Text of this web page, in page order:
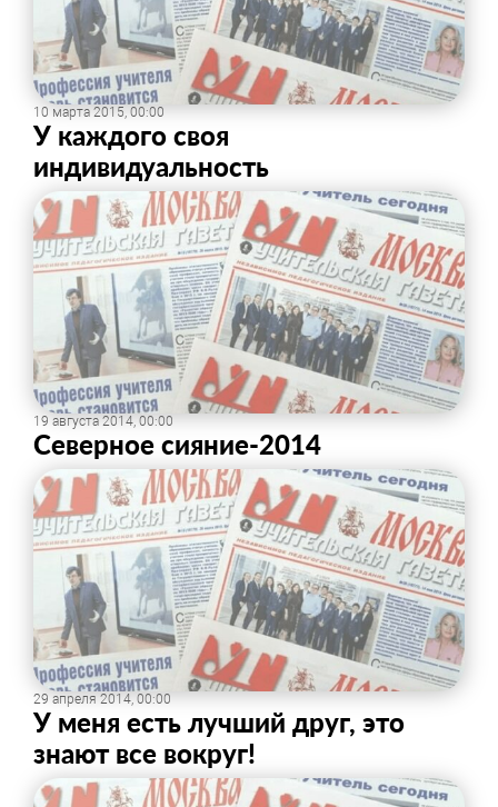
10 марта 2015, 00:00
У каждого своя
индивидуальность
19 августа 2014, 00:00
Северное сияние-2014
29 апреля 2014, 00:00
​У меня есть лучший друг, это
знают все вокруг!